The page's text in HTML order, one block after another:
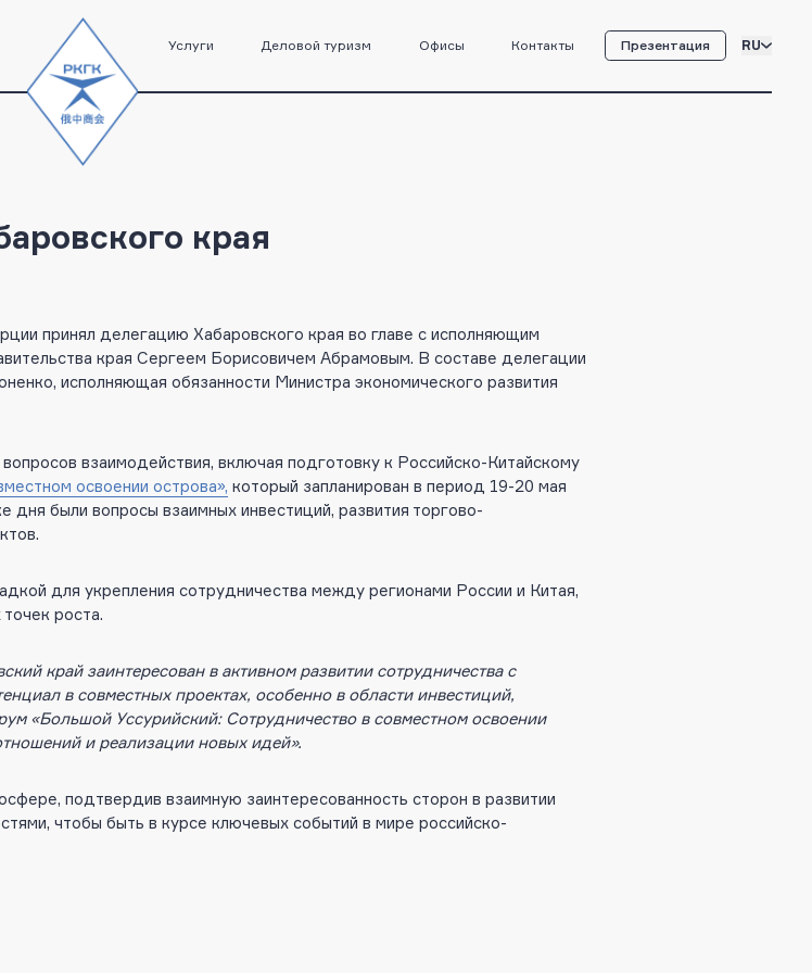
Услуги Деловой туризм Офисы Контакты Презентация RU
края
принял делегацию Хабаровского края во главе с исполняющим
края Сергеем Борисовичем Абрамовым. В составе делегации
исполняющая обязанности Министра экономического развития
взаимодействия, включая подготовку к Российско-Китайскому
освоении острова», который запланирован в период 19-20 мая
были вопросы взаимных инвестиций, развития торгово-
для укрепления сотрудничества между регионами России и Китая,
роста.
край заинтересован в активном развитии сотрудничества с
в совместных проектах, особенно в области инвестиций,
«Большой Уссурийский: Сотрудничество в совместном освоении
и реализации новых идей».
подтвердив взаимную заинтересованность сторон в развитии
чтобы быть в курсе ключевых событий в мире российско-